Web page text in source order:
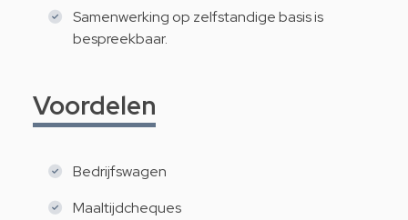
Samenwerking op zelfstandige basis is
bespreekbaar.
Voordelen
Bedrijfswagen
Maaltijdcheques